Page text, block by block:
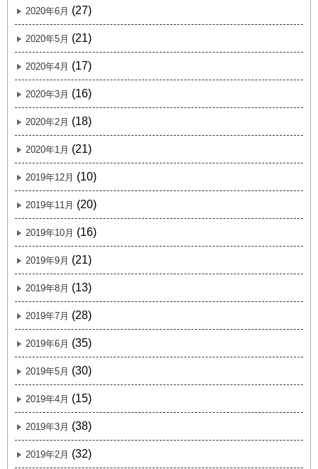
2020年6月 (27)
2020年5月 (21)
2020年4月 (17)
2020年3月 (16)
2020年2月 (18)
2020年1月 (21)
2019年12月 (10)
2019年11月 (20)
2019年10月 (16)
2019年9月 (21)
2019年8月 (13)
2019年7月 (28)
2019年6月 (35)
2019年5月 (30)
2019年4月 (15)
2019年3月 (38)
2019年2月 (32)